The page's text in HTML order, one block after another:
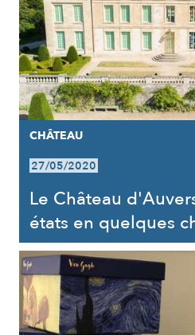
CHÂTEAU
27/05/2020
Le Château
états en quelques